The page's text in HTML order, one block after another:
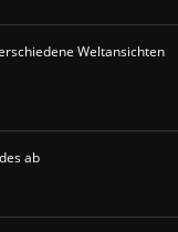
Weltansichten
ab